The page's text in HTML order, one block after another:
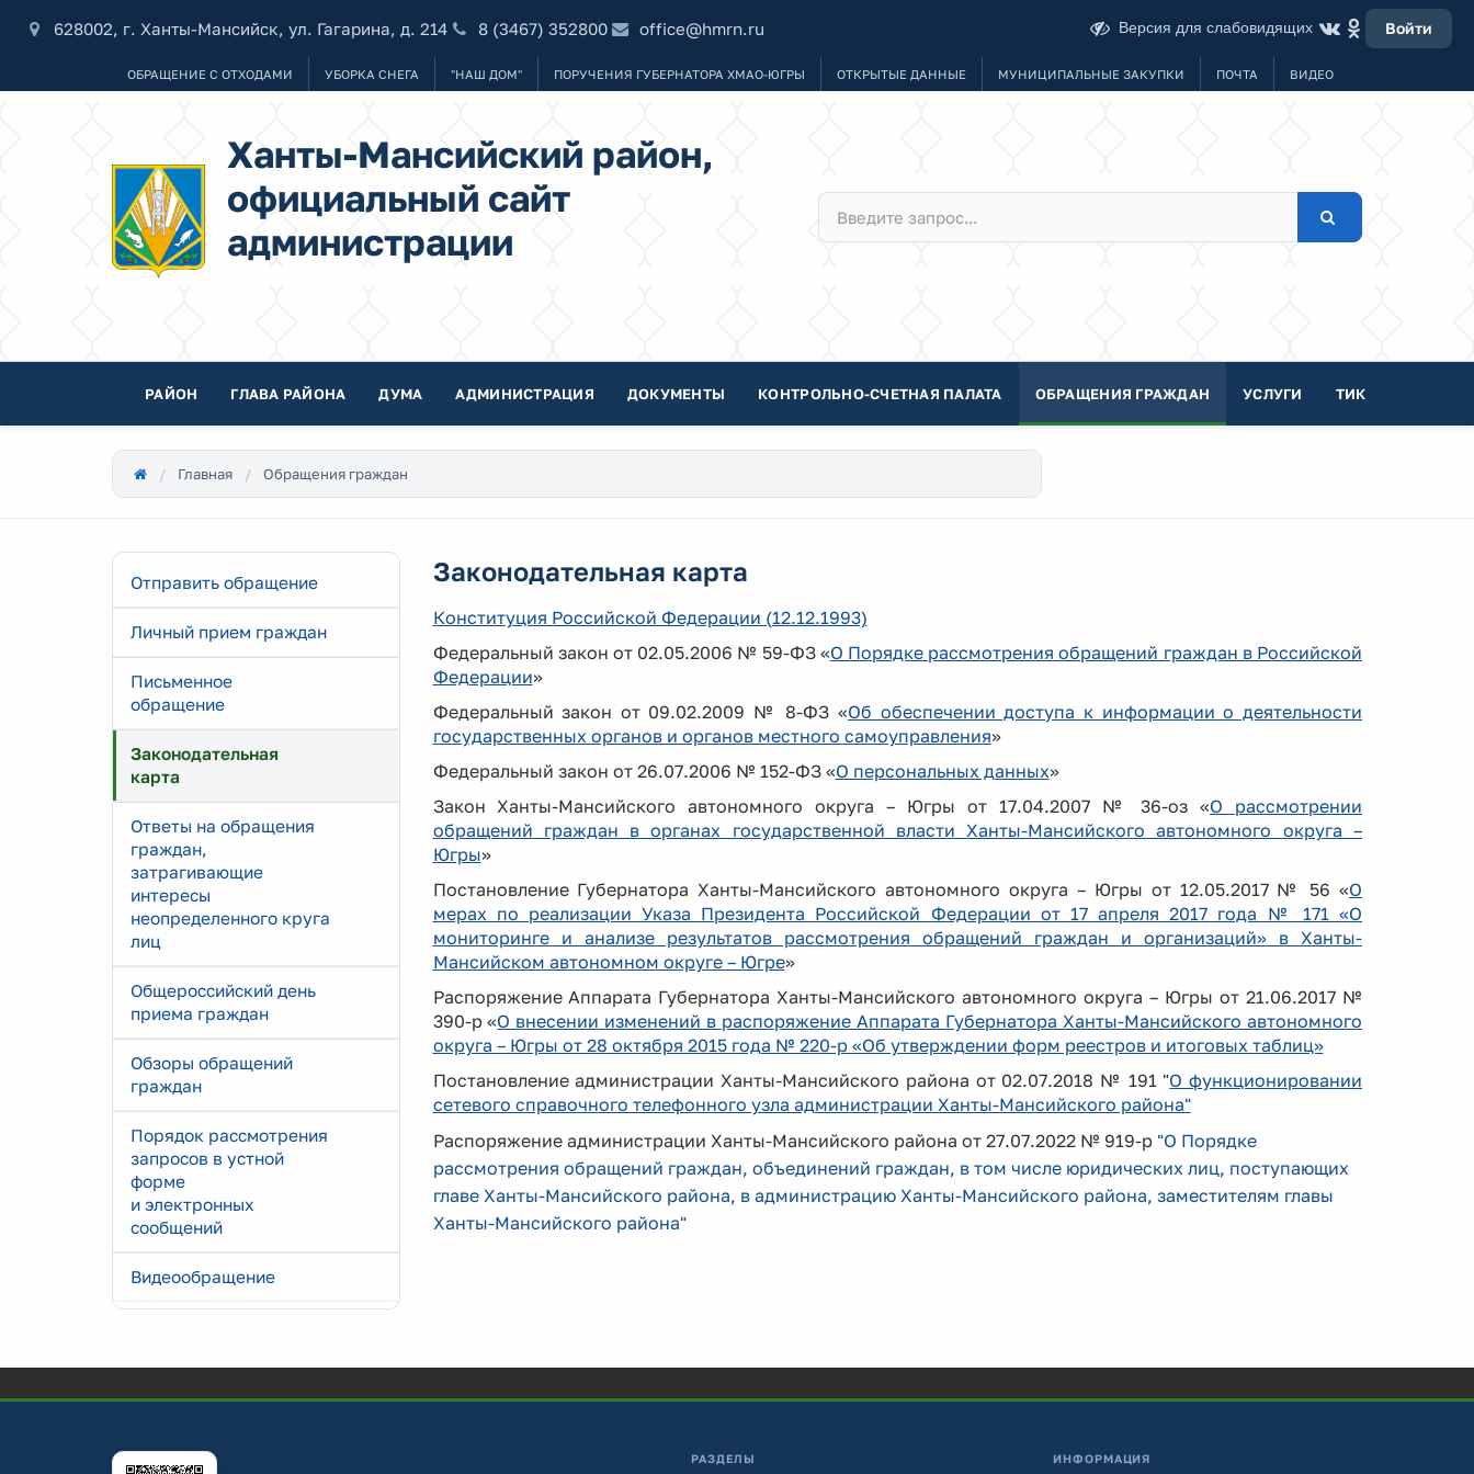
628002, г. Ханты-Мансийск, ул. Гагарина, д. 214 8 (3467) 352800 office@hmrn.ru Версия для слабовидящих Войти
ОБРАЩЕНИЕ С ОТХОДАМИ УБОРКА СНЕГА "НАШ ДОМ" ПОРУЧЕНИЯ ГУБЕРНАТОРА ХМАО-ЮГРЫ ОТКРЫТЫЕ ДАННЫЕ МУНИЦИПАЛЬНЫЕ ЗАКУПКИ ПОЧТА ВИДЕО
Ханты-Мансийский район,
официальный сайт
администрации
РАЙОН ГЛАВА РАЙОНА ДУМА АДМИНИСТРАЦИЯ ДОКУМЕНТЫ КОНТРОЛЬНО-СЧЕТНАЯ ПАЛАТА ОБРАЩЕНИЯ ГРАЖДАН УСЛУГИ ТИК
Главная Обращения граждан
Отправить обращение
Личный прием граждан
Письменное
обращение
Законодательная
карта
Ответы на обращения
граждан,
затрагивающие
интересы
неопределенного круга
лиц
Общероссийский день
приема граждан
Обзоры обращений
граждан
Порядок рассмотрения
запросов в устной
форме
и электронных
сообщений
Видеообращение
Законодательная карта
Конституция Российской Федерации (12.12.1993)
Федеральный закон от 02.05.2006 № 59-ФЗ «О Порядке рассмотрения обращений граждан в Российской
Федерации»
Федеральный закон от 09.02.2009 № 8-ФЗ «Об обеспечении доступа к информации о деятельности
государственных органов и органов местного самоуправления»
Федеральный закон от 26.07.2006 № 152-ФЗ «О персональных данных»
Закон Ханты-Мансийского автономного округа – Югры от 17.04.2007 № 36-оз «О рассмотрении
обращений граждан в органах государственной власти Ханты-Мансийского автономного округа –
Югры»
Постановление Губернатора Ханты-Мансийского автономного округа – Югры от 12.05.2017 № 56 «О
мерах по реализации Указа Президента Российской Федерации от 17 апреля 2017 года № 171 «О
мониторинге и анализе результатов рассмотрения обращений граждан и организаций» в Ханты-
Мансийском автономном округе – Югре»
Распоряжение Аппарата Губернатора Ханты-Мансийского автономного округа – Югры от 21.06.2017 №
390-р «О внесении изменений в распоряжение Аппарата Губернатора Ханты-Мансийского автономного
округа – Югры от 28 октября 2015 года № 220-р «Об утверждении форм реестров и итоговых таблиц»
Постановление администрации Ханты-Мансийского района от 02.07.2018 № 191 "О функционировании
сетевого справочного телефонного узла администрации Ханты-Мансийского района"
Распоряжение администрации Ханты-Мансийского района от 27.07.2022 № 919-р "О Порядке
рассмотрения обращений граждан, объединений граждан, в том числе юридических лиц, поступающих
главе Ханты-Мансийского района, в администрацию Ханты-Мансийского района, заместителям главы
Ханты-Мансийского района"
РАЗДЕЛЫ ИНФОРМАЦИЯ